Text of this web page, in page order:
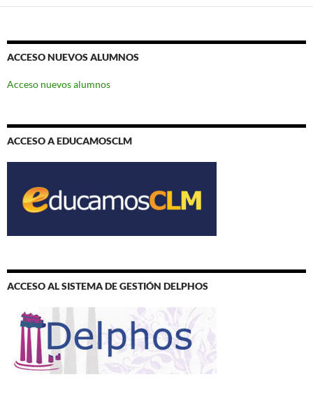
ACCESO NUEVOS ALUMNOS
Acceso nuevos alumnos
ACCESO A EDUCAMOSCLM
ACCESO AL SISTEMA DE GESTIÓN DELPHOS